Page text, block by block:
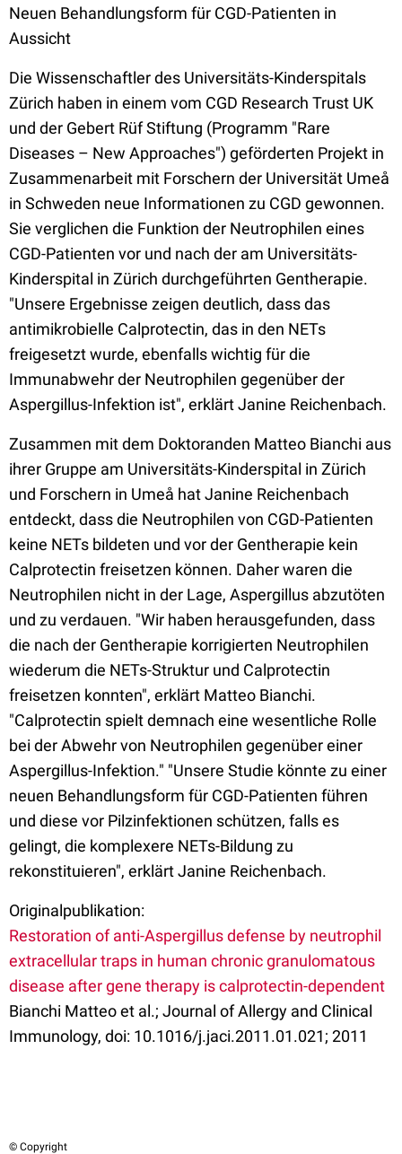
Neuen Behandlungsform für CGD-Patienten in
Aussicht
Die Wissenschaftler des Universitäts-Kinderspitals
Zürich haben in einem vom CGD Research Trust UK
und der Gebert Rüf Stiftung (Programm "Rare
Diseases – New Approaches") geförderten Projekt in
Zusammenarbeit mit Forschern der Universität Umeå
in Schweden neue Informationen zu CGD gewonnen.
Sie verglichen die Funktion der Neutrophilen eines
CGD-Patienten vor und nach der am Universitäts-
Kinderspital in Zürich durchgeführten Gentherapie.
"Unsere Ergebnisse zeigen deutlich, dass das
antimikrobielle Calprotectin, das in den NETs
freigesetzt wurde, ebenfalls wichtig für die
Immunabwehr der Neutrophilen gegenüber der
Aspergillus-Infektion ist", erklärt Janine Reichenbach.
Zusammen mit dem Doktoranden Matteo Bianchi aus
ihrer Gruppe am Universitäts-Kinderspital in Zürich
und Forschern in Umeå hat Janine Reichenbach
entdeckt, dass die Neutrophilen von CGD-Patienten
keine NETs bildeten und vor der Gentherapie kein
Calprotectin freisetzen können. Daher waren die
Neutrophilen nicht in der Lage, Aspergillus abzutöten
und zu verdauen. "Wir haben herausgefunden, dass
die nach der Gentherapie korrigierten Neutrophilen
wiederum die NETs-Struktur und Calprotectin
freisetzen konnten", erklärt Matteo Bianchi.
"Calprotectin spielt demnach eine wesentliche Rolle
bei der Abwehr von Neutrophilen gegenüber einer
Aspergillus-Infektion." "Unsere Studie könnte zu einer
neuen Behandlungsform für CGD-Patienten führen
und diese vor Pilzinfektionen schützen, falls es
gelingt, die komplexere NETs-Bildung zu
rekonstituieren", erklärt Janine Reichenbach.
Originalpublikation:
Restoration of anti-Aspergillus defense by neutrophil
extracellular traps in human chronic granulomatous
disease after gene therapy is calprotectin-dependent
Bianchi Matteo et al.; Journal of Allergy and Clinical
Immunology, doi: 10.1016/j.jaci.2011.01.021; 2011
© Copyright